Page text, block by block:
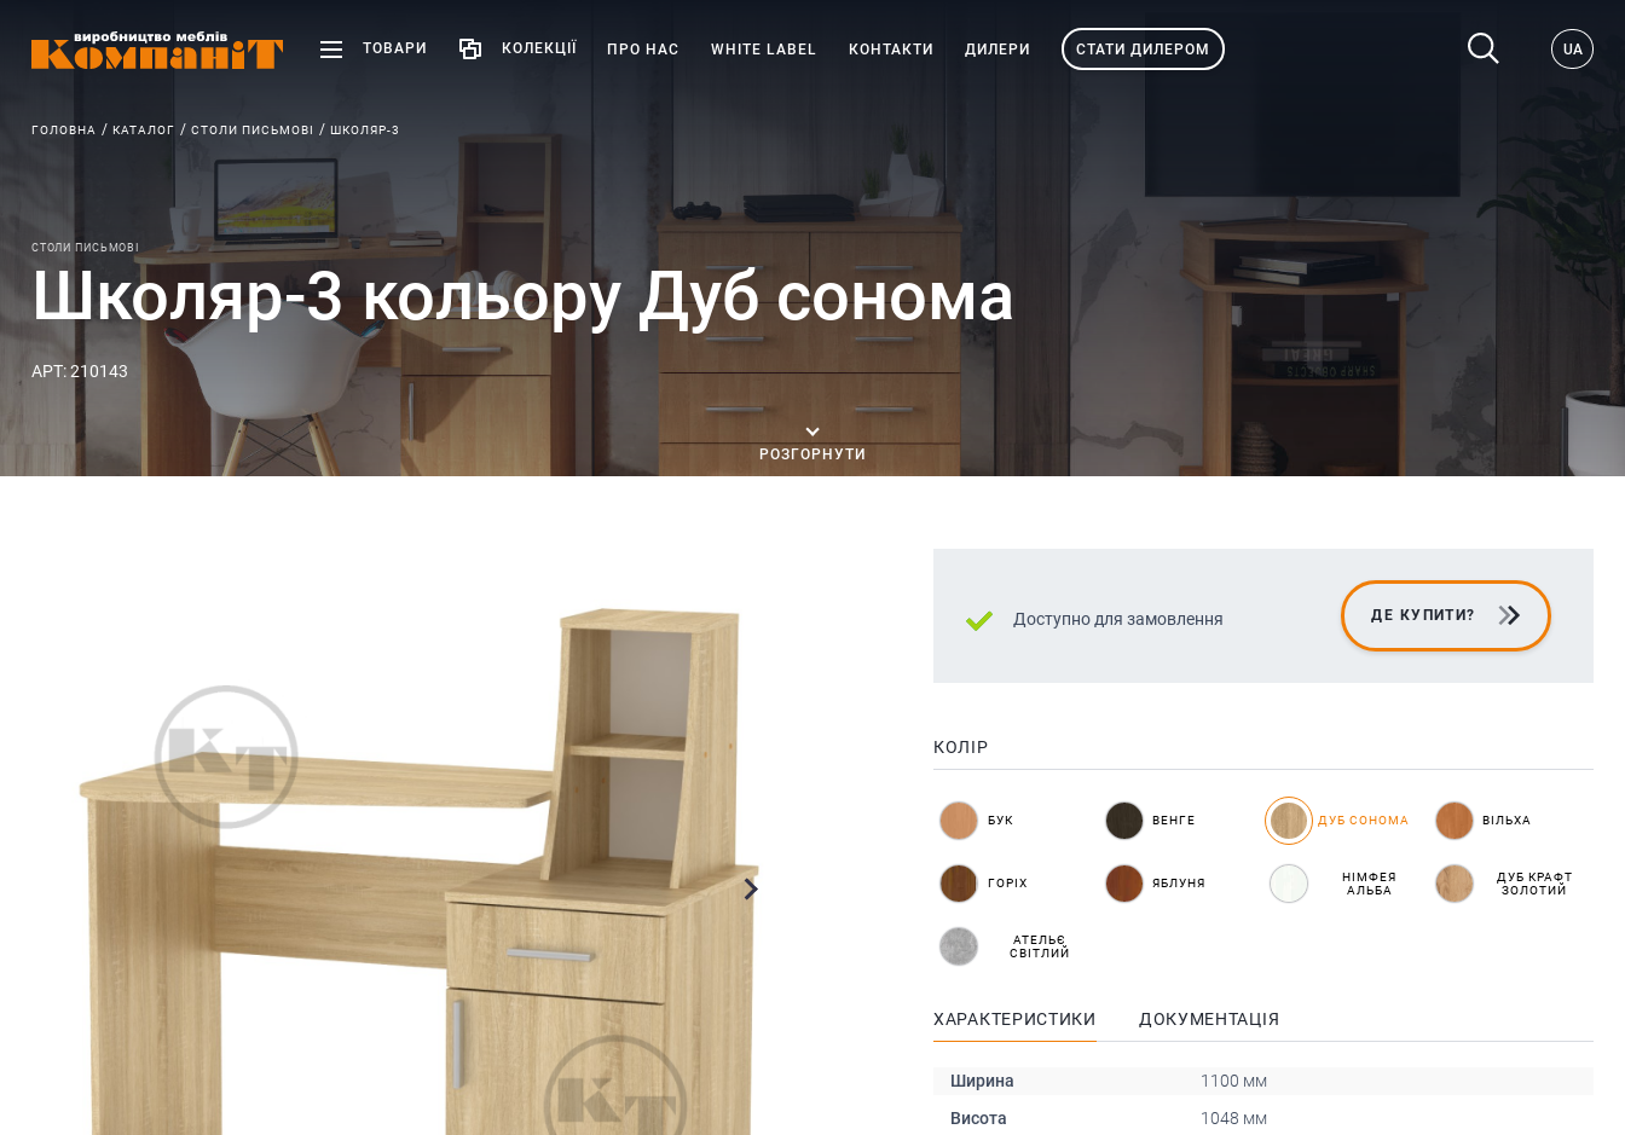
ТОВАРИ КОЛЕКЦІЇ ПРО НАС WHITE LABEL КОНТАКТИ ДИЛЕРИ СТАТИ ДИЛЕРОМ UA
ГОЛОВНА КАТАЛОГ СТОЛИ ПИСЬМОВІ ШКОЛЯР-3
СТОЛИ ПИСЬМОВІ
Школяр-3 кольору Дуб сонома
АРТ: 210143
РОЗГОРНУТИ
Доступно для замовлення ДЕ КУПИТИ?
КОЛІР
БУК ВЕНГЕ ДУБ СОНОМА ВІЛЬХА
ГОРІХ ЯБЛУНЯ
НІМФЕЯ
АЛЬБА
ДУБ КРАФТ
ЗОЛОТИЙ
АТЕЛЬЄ
СВІТЛИЙ
ХАРАКТЕРИСТИКИ ДОКУМЕНТАЦІЯ
Ширина
1100 мм
Висота
1048 мм